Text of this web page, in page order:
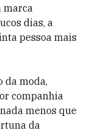
marca
dias, a
pessoa mais
da moda,
companhia
menos que
da